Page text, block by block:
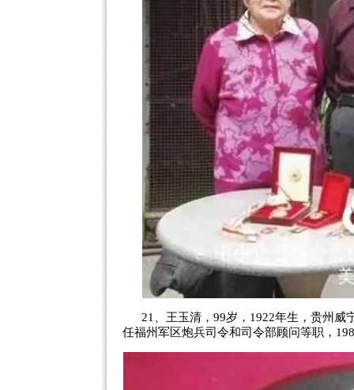
21、王玉清，99岁，1922年生，贵州
任福州军区炮兵司令和司令部顾问等职，